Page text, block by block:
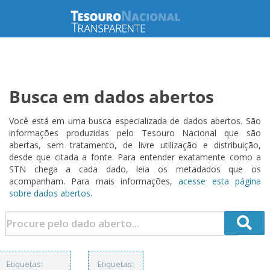
Busca em dados abertos
Você está em uma busca especializada de dados abertos. São
informações produzidas pelo Tesouro Nacional que são
abertas, sem tratamento, de livre utilização e distribuição,
desde que citada a fonte. Para entender exatamente como a
STN chega a cada dado, leia os metadados que os
acompanham. Para mais informações,acesse esta página
sobre dados abertos.
Etiquetas: Etiquetas: